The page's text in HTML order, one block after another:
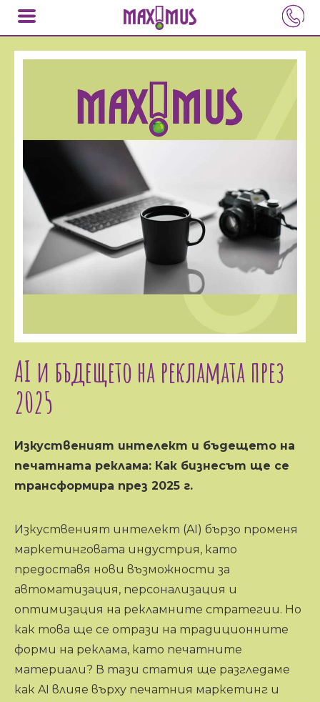
AI и бъдещето на рекламата през
2025
Изкуственият интелект и бъдещето на
печатната реклама: Как бизнесът ще се
трансформира през 2025 г.
Изкуственият интелект (AI) бързо променя
маркетинговата индустрия, като
предоставя нови възможности за
автоматизация, персонализация и
оптимизация на рекламните стратегии. Но
как това ще се отрази на традиционните
форми на реклама, като печатните
материали? В тази статия ще разгледаме
как AI влияе върху печатния маркетинг и